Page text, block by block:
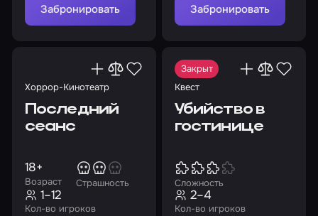
Забронировать Забронировать
Хоррор-Кинотеатр
Последний
сеанс
Возраст
18+
Страшность
Кол-во игроков
1–12
Закрыт
Квест
Убийство в
гостинице
Сложность
Кол-во игроков
2–4